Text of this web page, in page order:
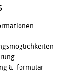
& -formular